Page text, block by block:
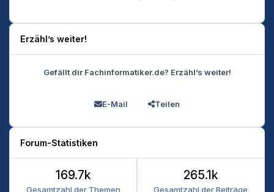
Erzähl’s weiter!
Gefällt dir Fachinformatiker.de? Erzähl’s weiter!
E-Mail Teilen
Forum-Statistiken
Gesamtzahl der Themen
169.7k
Gesamtzahl der Beiträge
265.1k